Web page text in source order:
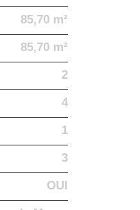
85,70 m²
85,70 m²
2
4
1
3
OUI